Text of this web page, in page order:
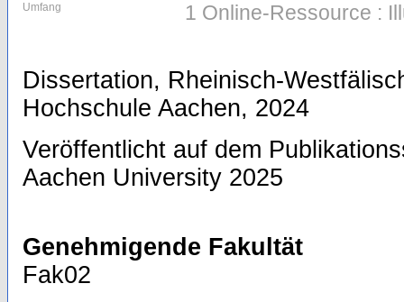
Umfang 1 Online-Ressource :
Dissertation, Rheinisch-
Hochschule Aachen, 2024
Veröffentlicht auf dem
Aachen University 2025
Genehmigende Fakultät
Fak02